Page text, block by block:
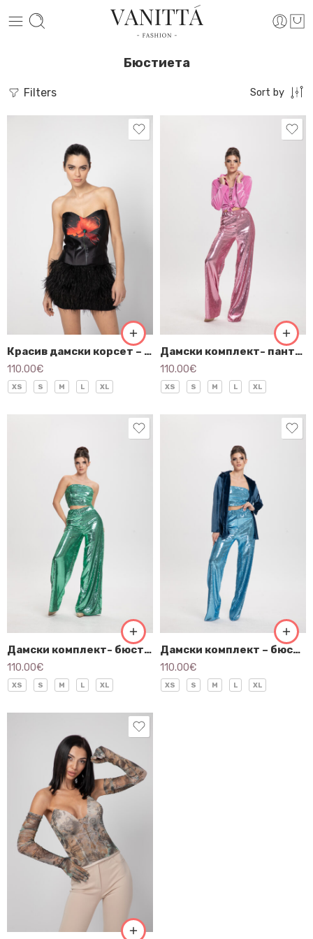
Бюстиета
Filters Sort by
Красив дамски корсет – 3231
110.00€
XS S M L XL
Дамски комплект- панталон и бюстие- 3201
110.00€
XS S M L XL
Дамски комплект- бюстие и панталон- 3200
110.00€
XS S M L XL
Дамски комплект – бюстие и панталон -3116
110.00€
XS S M L XL